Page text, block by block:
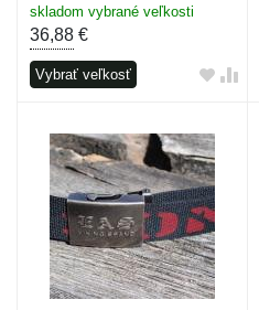
skladom vybrané veľkosti
36,88 €
Vybrať veľkosť